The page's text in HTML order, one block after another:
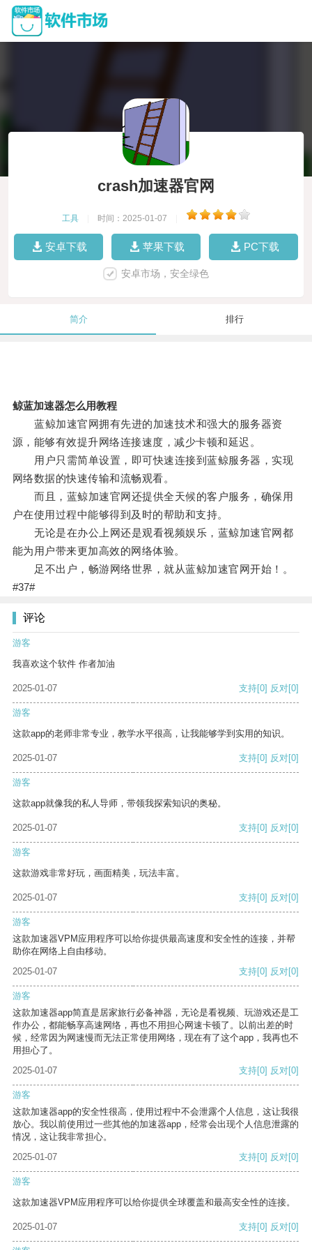
crash加速器官网
工具 时间：2025-01-07
安卓下载 苹果下载 PC下载
安卓市场，安全绿色
简介 排行
鲸蓝加速器怎么用教程
蓝鲸加速官网拥有先进的加速技术和强大的服务器资
源，能够有效提升网络连接速度，减少卡顿和延迟。
用户只需简单设置，即可快速连接到蓝鲸服务器，实现
网络数据的快速传输和流畅观看。
而且，蓝鲸加速官网还提供全天候的客户服务，确保用
户在使用过程中能够得到及时的帮助和支持。
无论是在办公上网还是观看视频娱乐，蓝鲸加速官网都
能为用户带来更加高效的网络体验。
足不出户，畅游网络世界，就从蓝鲸加速官网开始！。
#37#
评论
游客
我喜欢这个软件 作者加油
2025-01-07 支持[0] 反对[0]
游客
这款app的老师非常专业，教学水平很高，让我能够学到实用的知识。
2025-01-07 支持[0] 反对[0]
游客
这款app就像我的私人导师，带领我探索知识的奥秘。
2025-01-07 支持[0] 反对[0]
游客
这款游戏非常好玩，画面精美，玩法丰富。
2025-01-07 支持[0] 反对[0]
游客
这款加速器VPM应用程序可以给你提供最高速度和安全性的连接，并帮
助你在网络上自由移动。
2025-01-07
支持[0] 反对[0]
游客
这款加速器app简直是居家旅行必备神器，无论是看视频、玩游戏还是工
作办公，都能畅享高速网络，再也不用担心网速卡顿了。以前出差的时
候，经常因为网速慢而无法正常使用网络，现在有了这个app，我再也不
用担心了。
2025-01-07
支持[0] 反对[0]
游客
这款加速器app的安全性很高，使用过程中不会泄露个人信息，这让我很
放心。我以前使用过一些其他的加速器app，经常会出现个人信息泄露的
情况，这让我非常担心。
2025-01-07
支持[0] 反对[0]
游客
这款加速器VPM应用程序可以给你提供全球覆盖和最高安全性的连接。
2025-01-07 支持[0] 反对[0]